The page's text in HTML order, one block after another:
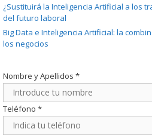
¿Sustituirá la Inteligencia Artificial a los
del futuro laboral
Big Data e Inteligencia Artificial: la
los negocios
Nombre y Apellidos *
Teléfono *